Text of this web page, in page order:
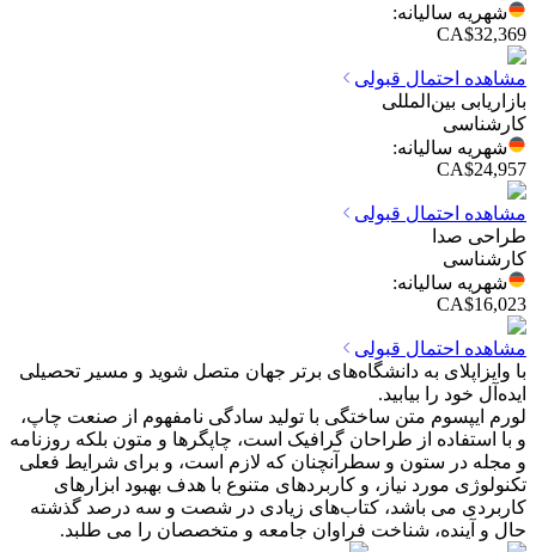
شهریه سالیانه:
CA$32,369
مشاهده احتمال قبولی
بازاریابی بین‌المللی
کارشناسی
شهریه سالیانه:
CA$24,957
مشاهده احتمال قبولی
طراحی صدا
کارشناسی
شهریه سالیانه:
CA$16,023
مشاهده احتمال قبولی
با وایزاپلای به دانشگاه‌های برتر جهان متصل شوید و مسیر تحصیلی
ایده‌آل خود را بیابید.
لورم ایپسوم متن ساختگی با تولید سادگی نامفهوم از صنعت چاپ،
و با استفاده از طراحان گرافیک است، چاپگرها و متون بلکه روزنامه
و مجله در ستون و سطرآنچنان که لازم است، و برای شرایط فعلی
تکنولوژی مورد نیاز، و کاربردهای متنوع با هدف بهبود ابزارهای
کاربردی می باشد، کتاب‌های زیادی در شصت و سه درصد گذشته
حال و آینده، شناخت فراوان جامعه و متخصصان را می طلبد.